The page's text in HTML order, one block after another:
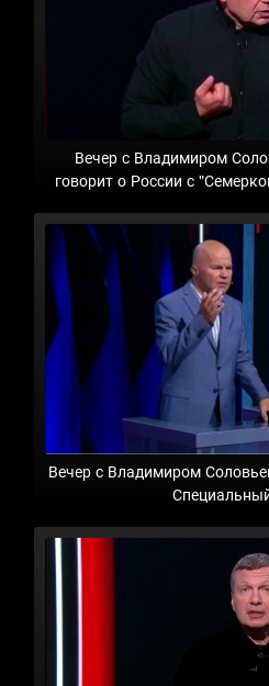
Вечер с Владимиром
говорит о России с
Вечер с Владимиром